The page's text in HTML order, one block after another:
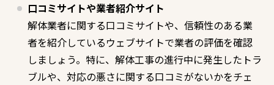
口コミサイトや業者紹介サイト
解体業者に関する口コミサイトや、信頼性のある業
者を紹介しているウェブサイトで業者の評価を確認
しましょう。特に、解体工事の進行中に発生したトラ
ブルや、対応の悪さに関する口コミがないかをチェ